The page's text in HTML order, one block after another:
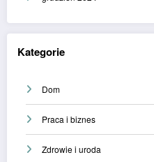
Kategorie
Dom
Praca i biznes
Zdrowie i uroda